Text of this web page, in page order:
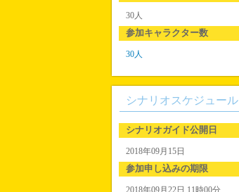
30人
参加キャラクター数
30人
シナリオスケジュール
シナリオガイド公開日
2018年09月15日
参加申し込みの期限
2018年09月22日 11時00分